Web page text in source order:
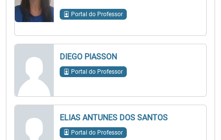
Portal do Professor
DIEGO PIASSON
Portal do Professor
ELIAS ANTUNES DOS SANTOS
Portal do Professor